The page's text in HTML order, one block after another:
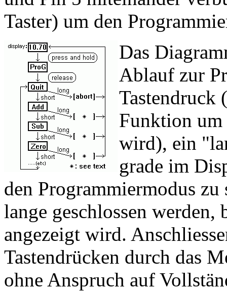
Taster) um den
Das
Ablauf zur
Tastendruck
Funktion um
wird), ein
grade im
den Programmiermodus
lange geschlossen
angezeigt wird.
Tastendrücken durch das
ohne Anspruch auf